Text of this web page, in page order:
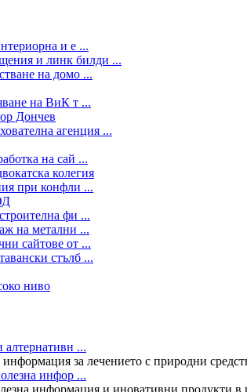
и е ...
и линк билди ...
на домо ...
на ВиК т ...
Дончев
агенция ...
на сай ...
колегия
при конфли ...
фи ...
на метални ...
сайтове от ...
стълб ...
ниво
алтернативн ...
информация за лечението с природни
инфор ...